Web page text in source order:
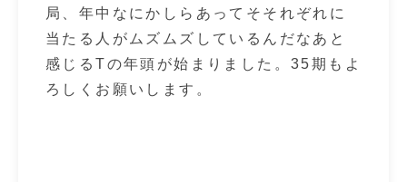
局、年中なにかしらあってそそれぞれに
当たる人がムズムズしているんだなあと
感じるTの年頭が始まりました。35期もよ
ろしくお願いします。